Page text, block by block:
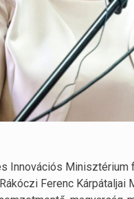
Innovációs
Ferenc